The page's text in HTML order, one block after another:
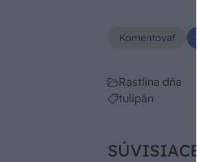
Komentovať
Rastlina dňa
tulipán
SÚVISIACE